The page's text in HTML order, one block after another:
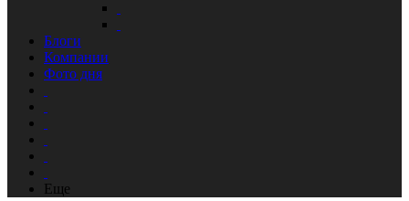
Блоги
Компании
Фото дня
Еще